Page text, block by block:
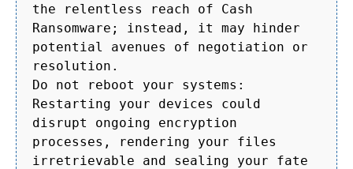
the relentless reach of Cash
Ransomware; instead, it may hinder
potential avenues of negotiation or
resolution.
Do not reboot your systems:
Restarting your devices could
disrupt ongoing encryption
processes, rendering your files
irretrievable and sealing your fate